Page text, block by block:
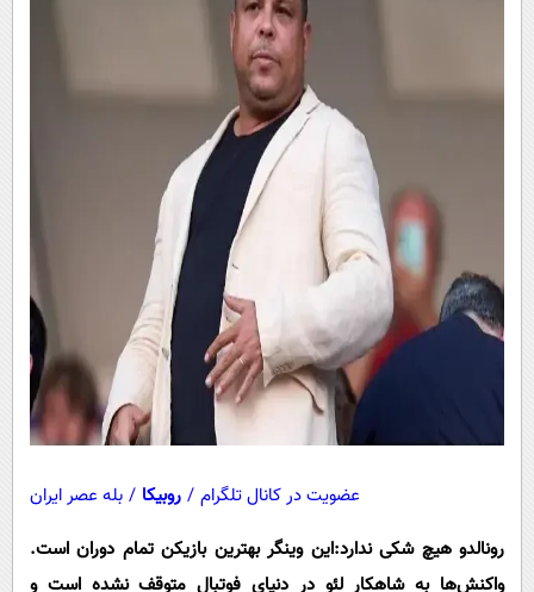
سیاست خارجی
عضویت در کانال تلگرام / روبیکا / بله عصر ایران
رونالدو هیچ شکی ندارد:این وینگر بهترین بازیکن تمام دوران است.
واکنش‌ها به شاهکار لئو در دنیای فوتبال متوقف نشده است و